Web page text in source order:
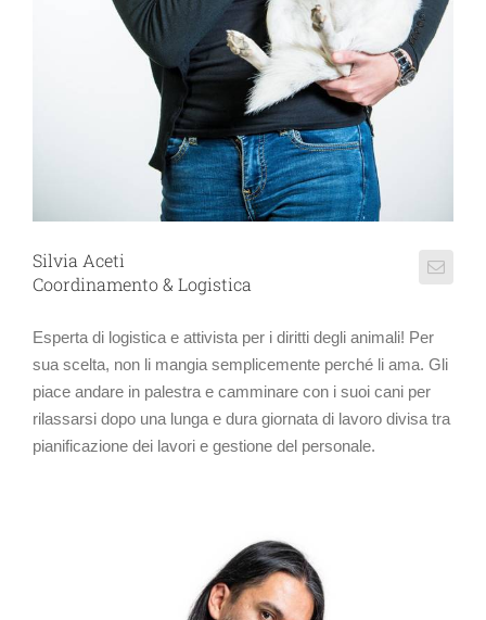
Silvia Aceti
Coordinamento & Logistica
Esperta di logistica e attivista per i diritti degli animali! Per
sua scelta, non li mangia semplicemente perché li ama. Gli
piace andare in palestra e camminare con i suoi cani per
rilassarsi dopo una lunga e dura giornata di lavoro divisa tra
pianificazione dei lavori e gestione del personale.